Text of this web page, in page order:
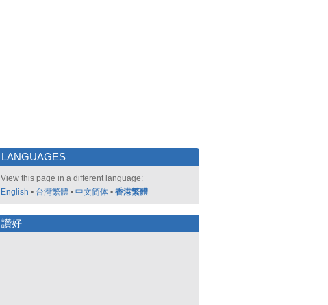
LANGUAGES
View this page in a different language:
English • 台灣繁體 • 中文简体 • 香港繁體
讚好